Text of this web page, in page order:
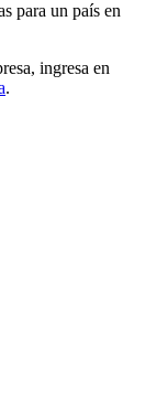
para un país en
ingresa en
.